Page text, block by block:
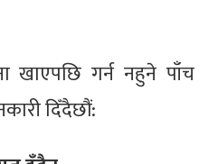
खाएपछि गर्न नहुने पाँच
दिँदैछौं: